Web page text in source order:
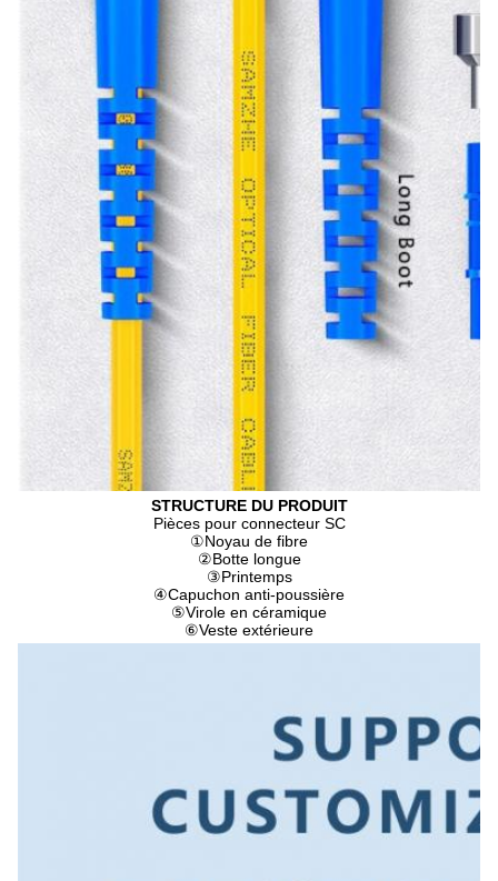
STRUCTURE DU PRODUIT
Pièces pour connecteur SC
①Noyau de fibre
②Botte longue
③Printemps
④Capuchon anti-poussière
⑤Virole en céramique
⑥Veste extérieure